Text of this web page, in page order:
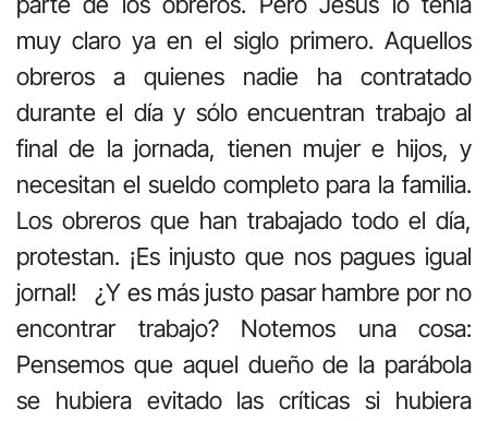
muy claro ya en el siglo primero. Aquellos
obreros a quienes nadie ha contratado
durante el día y sólo encuentran trabajo al
final de la jornada, tienen mujer e hijos, y
necesitan el sueldo completo para la familia.
Los obreros que han trabajado todo el día,
protestan. ¡Es injusto que nos pagues igual
jornal! ¿Y es más justo pasar hambre por no
encontrar trabajo? Notemos una cosa:
Pensemos que aquel dueño de la parábola
se hubiera evitado las críticas si hubiera